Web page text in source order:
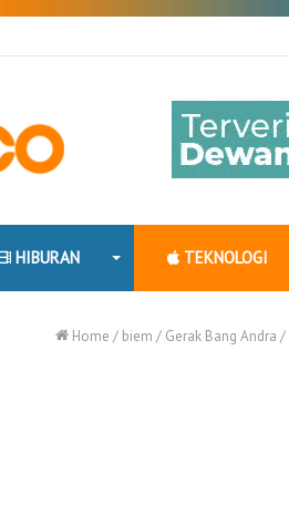
HIBURAN TEKNOLOGI
Home / biem / Gerak Bang Andra /